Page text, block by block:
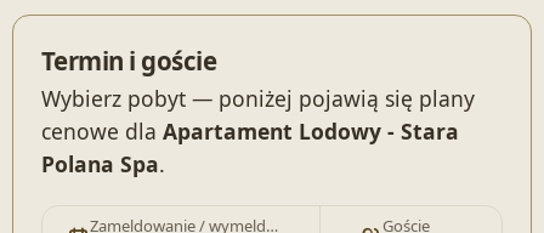
Termin i goście
Wybierz pobyt — poniżej pojawią się plany
cenowe dla Apartament Lodowy - Stara
Polana Spa.
Zameldowanie / wymeldowanie Goście